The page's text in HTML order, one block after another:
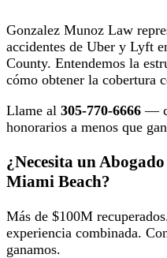
Gonzalez Munoz Law
accidentes de Uber y Lyft
County. Entendemos la
cómo obtener la cobertura
Llame al 305-770-6666 —
honorarios a menos que
¿Necesita un
Miami Beach?
Más de $100M
experiencia combinada.
ganamos.